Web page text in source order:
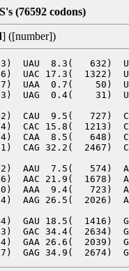
(76592 codons)
] ([number])
UAU  8.3(   632)
UAC 17.3(  1322)
UAA  0.7(    50)
UAG  0.4(    31)
CAU  9.5(   727)
CAC 15.8(  1213)
CAA  8.5(   648)
CAG 32.2(  2467)
AAU  7.5(   574)
AAC 21.9(  1678)
AAA  9.4(   723)
AAG 26.5(  2026)
GAU 18.5(  1416)
GAC 34.4(  2634)
GAA 26.6(  2039)